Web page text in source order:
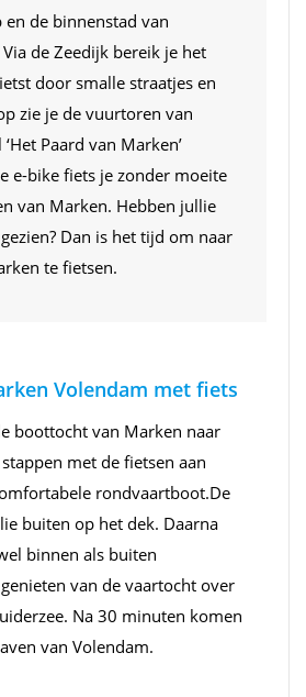
de binnenstad van
de Zeedijk bereik je het
door smalle straatjes en
zie je de vuurtoren van
Paard van Marken’
e-bike fiets je zonder moeite
van Marken. Hebben jullie
Dan is het tijd om naar
te fietsen.
Volendam met fiets
boottocht van Marken naar
met de fietsen aan
rondvaartboot.De
buiten op het dek. Daarna
binnen als buiten
van de vaartocht over
Na 30 minuten komen
van Volendam.